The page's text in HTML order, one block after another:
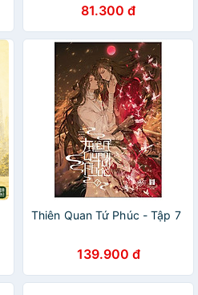
81.300 đ
Thiên Quan Tứ Phúc - Tập 7
139.900 đ